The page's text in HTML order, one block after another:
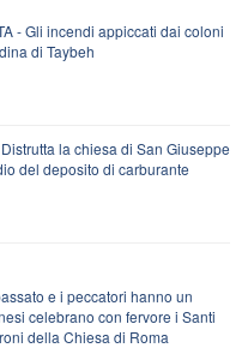
- Gli incendi appiccati dai coloni
di Taybeh
la chiesa di San Giuseppe
del deposito di carburante
e i peccatori hanno un
celebrano con fervore i Santi
della Chiesa di Roma